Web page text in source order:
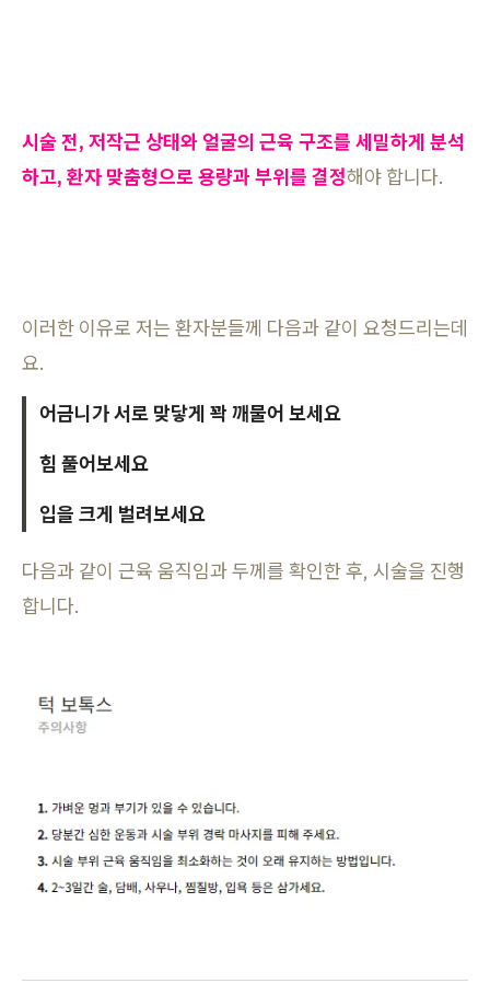
시술 전, 저작근 상태와 얼굴의 근육 구조를 세밀하게 분석
하고, 환자 맞춤형으로 용량과 부위를 결정해야 합니다.
이러한 이유로 저는 환자분들께 다음과 같이 요청드리는데
요.
어금니가 서로 맞닿게 꽉 깨물어 보세요
힘 풀어보세요
입을 크게 벌려보세요
다음과 같이 근육 움직임과 두께를 확인한 후, 시술을 진행
합니다.